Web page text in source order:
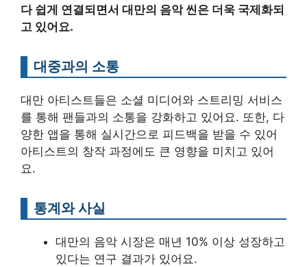
다 쉽게 연결되면서 대만의 음악 씬은 더욱 국제화되
고 있어요.
대중과의 소통
대만 아티스트들은 소셜 미디어와 스트리밍 서비스
를 통해 팬들과의 소통을 강화하고 있어요. 또한, 다
양한 앱을 통해 실시간으로 피드백을 받을 수 있어
아티스트의 창작 과정에도 큰 영향을 미치고 있어
요.
통계와 사실
대만의 음악 시장은 매년 10% 이상 성장하고
있다는 연구 결과가 있어요.